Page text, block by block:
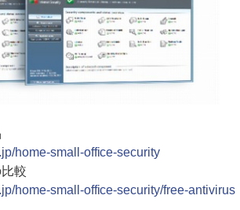
home-small-office-security
較
home-small-office-security/free-antivirus